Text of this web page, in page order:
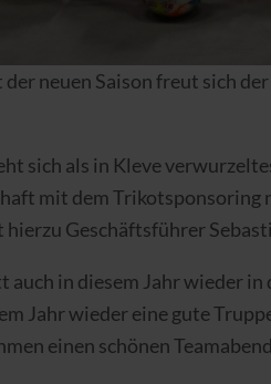
der neuen Saison freut sich
sich als in Kleve
mit dem Trikotsponsoring
Geschäftsführer
auch in diesem Jahr wieder
Jahr wieder eine gute
einen schönen